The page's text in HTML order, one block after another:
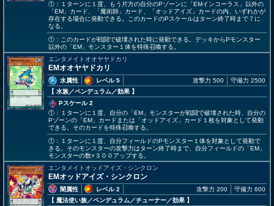
①：１ターンに１度、もう片方の自分のPゾーンに「EMインコーラス」以外の
「EM」カード、「魔術師」カード、「オッドアイズ」カードの内、いずれかが
存在する場合に発動できる。このカードのPスケールはターン終了時まで７に
なる。
①：このカードが戦闘で破壊された時に発動できる。デッキからPモンスター
以外の「EM」モンスター１体を特殊召喚する。
エンタメイトオオヤヤドカリ
EMオオヤヤドカリ
水属性
レベル 5
【 水族／ペンデュラム／効果 】
攻撃力 500 守備力 2500
Pスケール 2
①：１ターンに１度、自分の「EM」モンスターが戦闘で破壊された時、自分の
Pゾーンの「EM」カードまたは「オッドアイズ」カード１枚を対象として発動
できる。そのカードを特殊召喚する。
①：１ターンに１度、自分フィールドのPモンスター１体を対象として発動で
きる。そのモンスターの攻撃力はターン終了時まで、自分フィールドの「EM」
モンスターの数×３００アップする。
エンタメイトオッドアイズ・シンクロン
EMオッドアイズ・シンクロン
闇属性
レベル 2
【 魔法使い族／ペンデュラム／チューナー／効果 】
攻撃力 200 守備力 600